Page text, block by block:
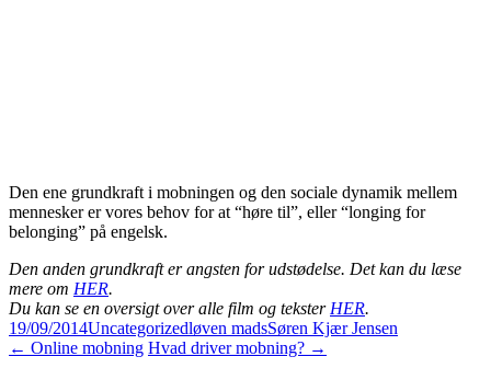
Den ene grundkraft i mobningen og den sociale dynamik mellem
mennesker er vores behov for at “høre til”, eller “longing for
belonging” på engelsk.
Den anden grundkraft er angsten for udstødelse. Det kan du læse
mere om HER.
Du kan se en oversigt over alle film og tekster HER.
19/09/2014Uncategorizedløven madsSøren Kjær Jensen
Indlægsnavigation
← Online mobning Hvad driver mobning? →